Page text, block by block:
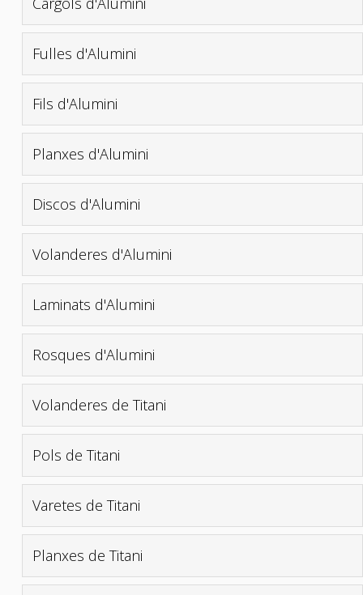
Fulles d'Alumini
Fils d'Alumini
Planxes d'Alumini
Discos d'Alumini
Volanderes d'Alumini
Laminats d'Alumini
Rosques d'Alumini
Volanderes de Titani
Pols de Titani
Varetes de Titani
Planxes de Titani